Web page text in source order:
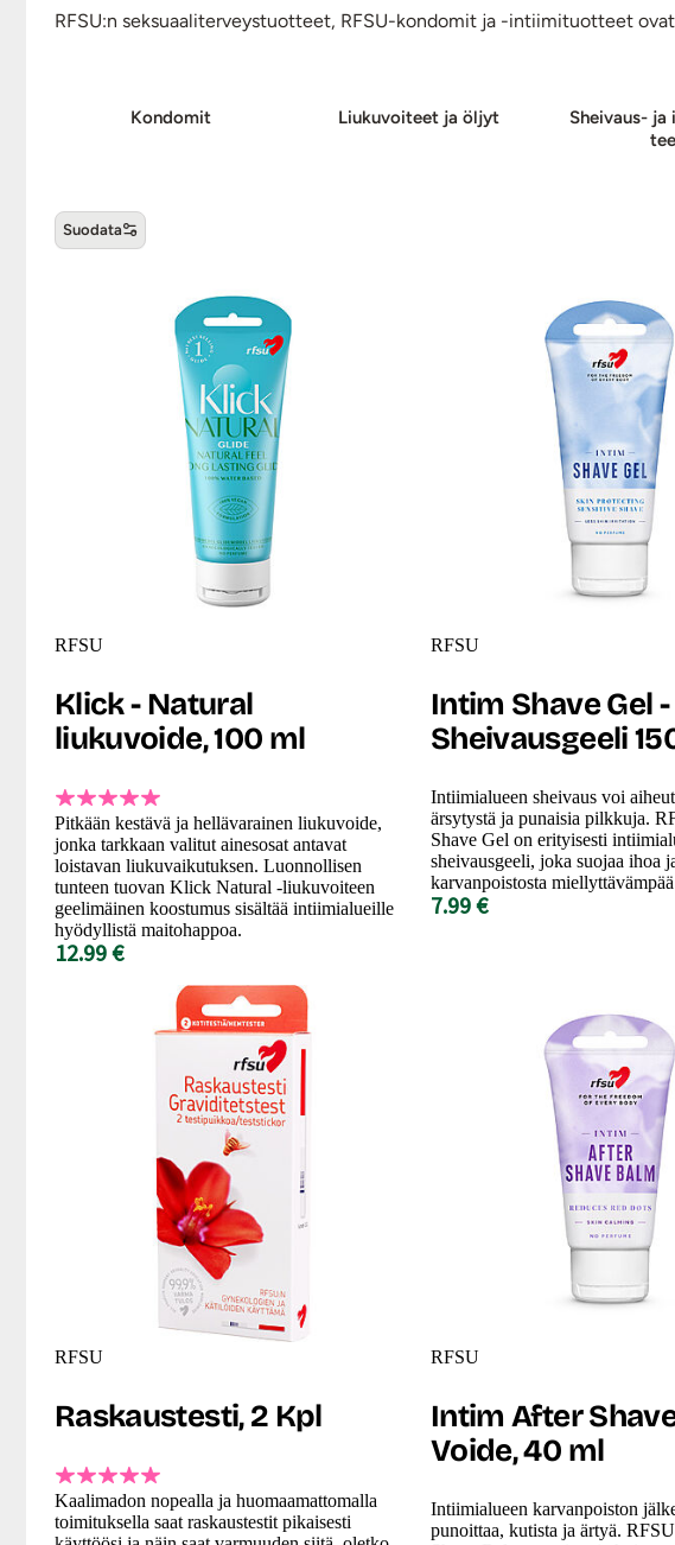
RFSU:n seksuaaliterveystuotteet, RFSU-kondomit ja -intiimituotteet
Kondomit Liukuvoiteet ja öljyt
Sheivaus-
Suodata
RFSU -tuotteet
RFSU
Klick - Natural
liukuvoide, 100 ml
Pitkään kestävä ja hellävarainen liukuvoide,
jonka tarkkaan valitut ainesosat antavat
loistavan liukuvaikutuksen. Luonnollisen
tunteen tuovan Klick Natural -liukuvoiteen
geelimäinen koostumus sisältää intiimialueille
hyödyllistä maitohappoa.
12.99 €
RFSU
Intim Shave Gel -
Sheivausgeeli
Intiimialueen sheivaus voi
ärsytystä ja punaisia pilkkuja.
Shave Gel on erityisesti
sheivausgeeli, joka suojaa ihoa
karvanpoistosta
7.99 €
RFSU
Raskaustesti, 2 Kpl
Kaalimadon nopealla ja huomaamattomalla
toimituksella saat raskaustestit pikaisesti
RFSU
Intim After
Voide, 40 ml
Intiimialueen karvanpoiston
punoittaa, kutista ja ärtyä.